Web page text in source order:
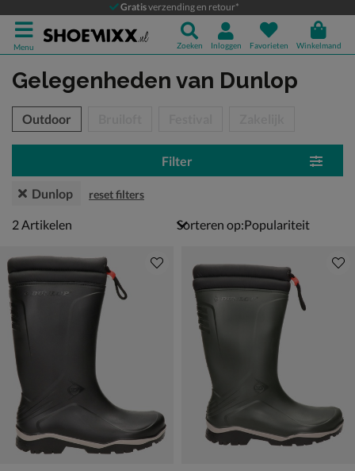
Gratisverzending en retour*
Menu Zoeken Inloggen Favorieten Winkelmand
Gelegenheden van Dunlop
over
Outdoor
Filter
Dunlop reset filters
2 artikelen
2Artikelen Sorteren op: